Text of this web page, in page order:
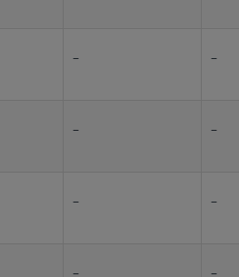
– –
– –
– –
– –